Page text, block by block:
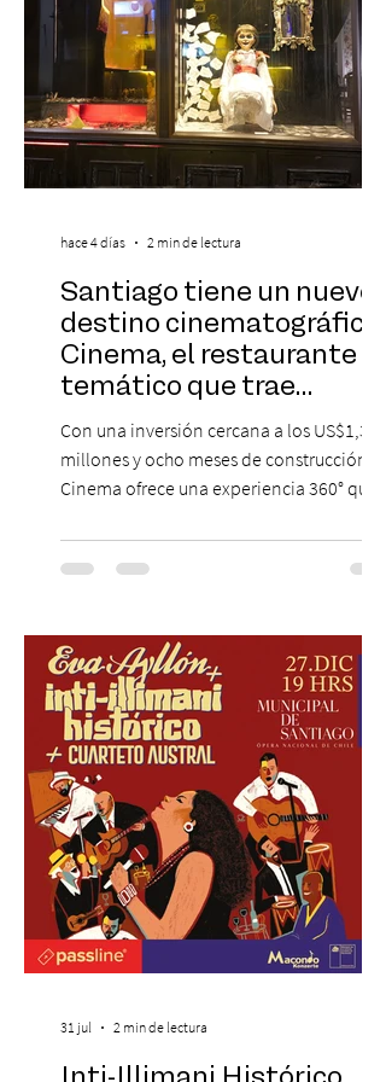
Santiago tiene un nuevo
destino cinematográfico:
Cinema, el restaurante
temático que trae
Hollywood a Chile
Con una inversión cercana a los US$1,3
millones y ocho meses de construcción,
Cinema ofrece una experiencia 360° que
cinematográfica y actores en vivo,
recreando algunos de los universos más
una nueva atracción a su oferta
gastronómica y turística con la apertura de
Cinema, un restaurante temático
inspirado en el concepto de un museo de
Hollywood, que promete transportar a sus
visitantes a distintos
hace 4 días 2 min de lectura
31 jul 2 min de lectura